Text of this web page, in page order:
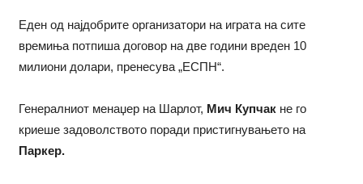
Еден од најдобрите организатори на играта на сите
времиња потпиша договор на две години вреден 10
милиони долари, пренесува „ЕСПН“.
Генералниот менаџер на Шарлот, Мич Купчакне го
криеше задоволството поради пристигнувањето на
Паркер.